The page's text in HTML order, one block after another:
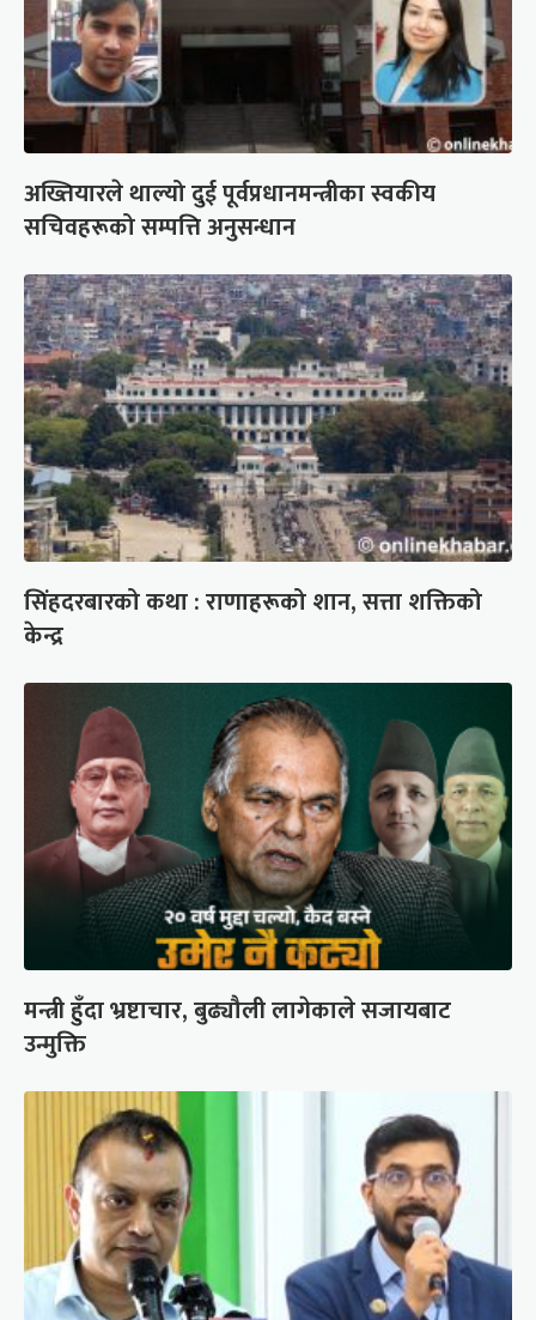
अख्तियारले थाल्यो दुई पूर्वप्रधानमन्त्रीका स्वकीय
सचिवहरूको सम्पत्ति अनुसन्धान
सिंहदरबारको कथा : राणाहरूको शान, सत्ता शक्तिको
केन्द्र
मन्त्री हुँदा भ्रष्टाचार, बुढ्यौली लागेकाले सजायबाट
उन्मुक्ति